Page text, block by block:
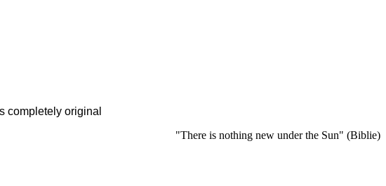
completely original
"There is nothing new under the Sun" (Biblie)